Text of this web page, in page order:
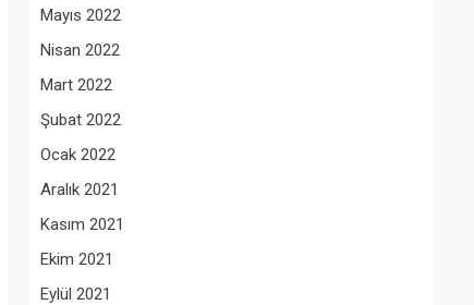
Mayıs 2022
Nisan 2022
Mart 2022
Şubat 2022
Ocak 2022
Aralık 2021
Kasım 2021
Ekim 2021
Eylül 2021